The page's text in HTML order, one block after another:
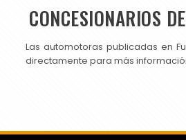
CONCESIONARIOS
Las automotoras publicadas en
directamente para más